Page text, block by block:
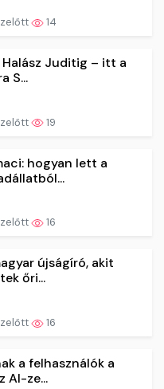
14
Juditig – itt a
S...
19
hogyan lett a
16
újságíró, akit
őri...
16
a felhasználók a
AI-ze...